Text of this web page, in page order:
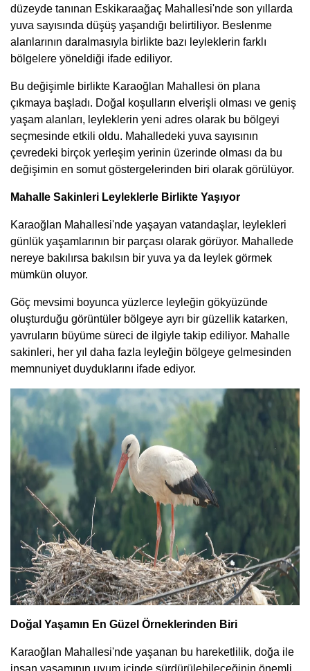
düzeyde tanınan Eskikaraağaç Mahallesi'nde son yıllarda
yuva sayısında düşüş yaşandığı belirtiliyor. Beslenme
alanlarının daralmasıyla birlikte bazı leyleklerin farklı
bölgelere yöneldiği ifade ediliyor.
Bu değişimle birlikte Karaoğlan Mahallesi ön plana
çıkmaya başladı. Doğal koşulların elverişli olması ve geniş
yaşam alanları, leyleklerin yeni adres olarak bu bölgeyi
seçmesinde etkili oldu. Mahalledeki yuva sayısının
çevredeki birçok yerleşim yerinin üzerinde olması da bu
değişimin en somut göstergelerinden biri olarak görülüyor.
Mahalle Sakinleri Leyleklerle Birlikte Yaşıyor
Karaoğlan Mahallesi'nde yaşayan vatandaşlar, leylekleri
günlük yaşamlarının bir parçası olarak görüyor. Mahallede
nereye bakılırsa bakılsın bir yuva ya da leylek görmek
mümkün oluyor.
Göç mevsimi boyunca yüzlerce leyleğin gökyüzünde
oluşturduğu görüntüler bölgeye ayrı bir güzellik katarken,
yavruların büyüme süreci de ilgiyle takip ediliyor. Mahalle
sakinleri, her yıl daha fazla leyleğin bölgeye gelmesinden
memnuniyet duyduklarını ifade ediyor.
Doğal Yaşamın En Güzel Örneklerinden Biri
Karaoğlan Mahallesi'nde yaşanan bu hareketlilik, doğa ile
insan yaşamının uyum içinde sürdürülebileceğinin önemli